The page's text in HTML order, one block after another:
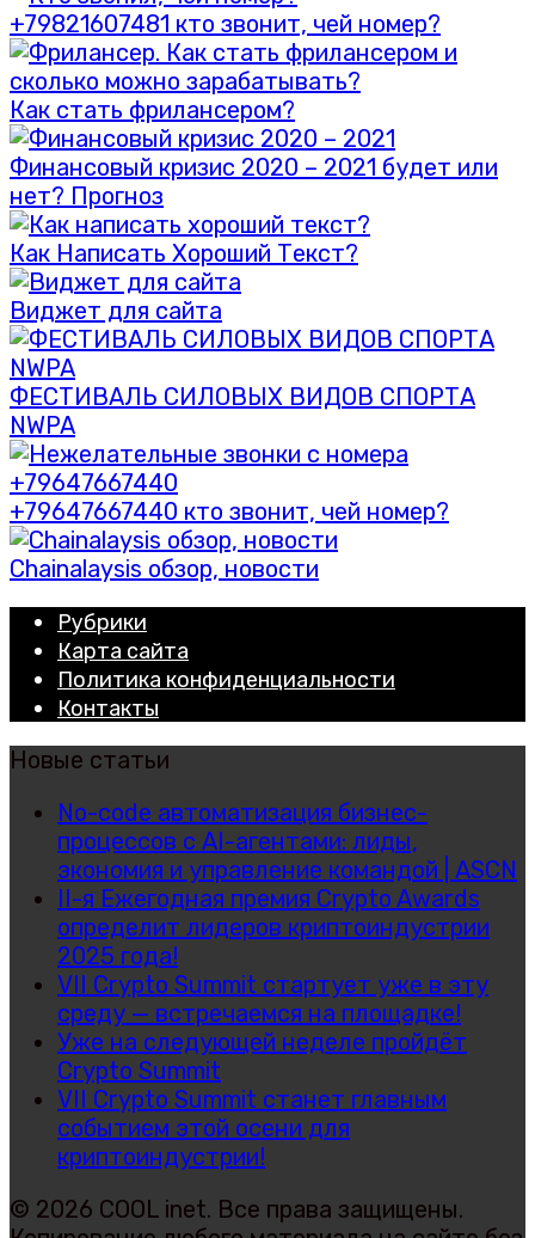
+79821607481 кто звонит, чей номер?
Как стать фрилансером?
Финансовый кризис 2020 – 2021 будет или
нет? Прогноз
Как Написать Хороший Текст?
Виджет для сайта
ФЕСТИВАЛЬ СИЛОВЫХ ВИДОВ СПОРТА
NWPA
+79647667440 кто звонит, чей номер?
Chainalaysis обзор, новости
Рубрики
Карта сайта
Политика конфиденциальности
Контакты
Новые статьи
No-code автоматизация бизнес-
процессов с AI-агентами: лиды,
экономия и управление командой | ASCN
II-я Ежегодная премия Crypto Awards
определит лидеров криптоиндустрии
2025 года!
VII Crypto Summit стартует уже в эту
среду — встречаемся на площадке!
Уже на следующей неделе пройдёт
Crypto Summit
VII Crypto Summit станет главным
событием этой осени для
криптоиндустрии!
© 2026 COOL inet. Все права защищены.